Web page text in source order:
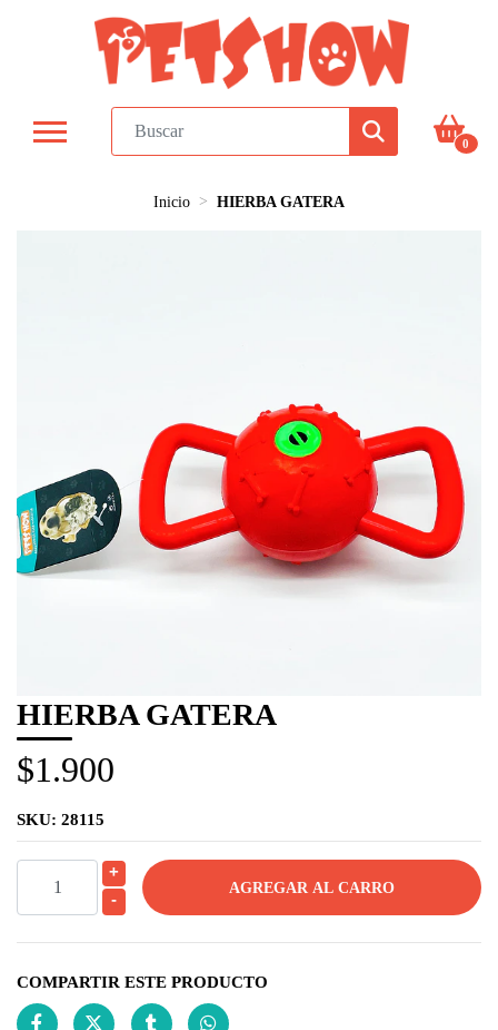
0
Inicio HIERBA GATERA
HIERBA GATERA
$1.900
SKU: 28115
+
-
COMPARTIR ESTE PRODUCTO